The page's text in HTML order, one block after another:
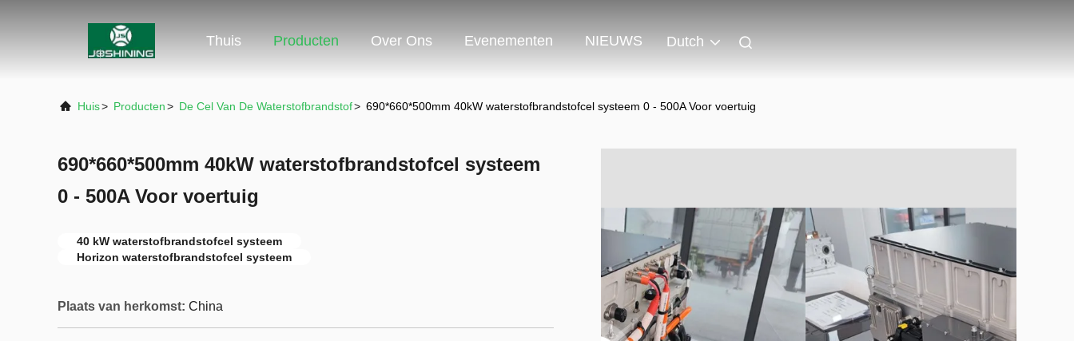
Thuis Producten Over Ons Evenementen NIEUWS Dutch
Huis> Producten> De Cel Van De Waterstofbrandstof> 690*660*500mm 40kW waterstofbrandstofcel systeem 0 - 500A Voor voertuig
690*660*500mm 40kW waterstofbrandstofcel systeem
0 - 500A Voor voertuig
40 kW waterstofbrandstofcel systeem
Horizon waterstofbrandstofcel systeem
Plaats van herkomst: China